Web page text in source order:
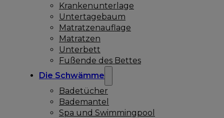
Krankenunterlage
Untertagebaum
Matratzenauflage
Matratzen
Unterbett
Fußende des Bettes
Die Schwämme
Badetücher
Bademantel
Spa und Swimmingpool